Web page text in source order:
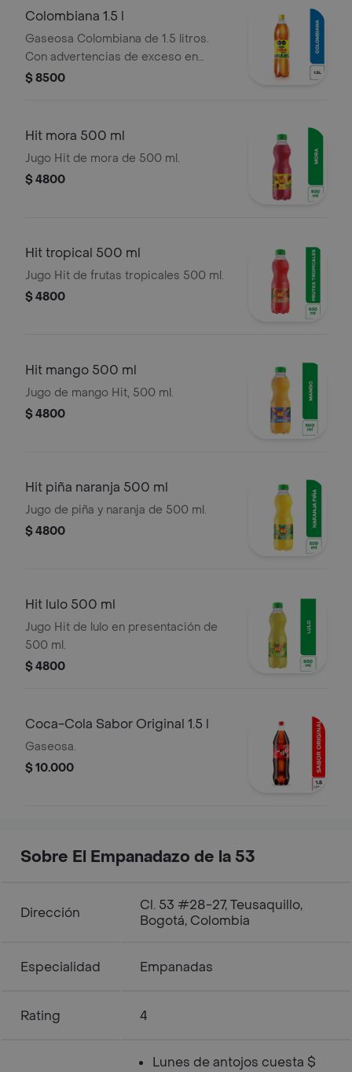
Colombiana 1.5 l
Gaseosa Colombiana de 1.5 litros.
Con advertencias de exceso en
azúcares y edulcorantes.
$ 8500
Hit mora 500 ml
Jugo Hit de mora de 500 ml.
$ 4800
Hit tropical 500 ml
Jugo Hit de frutas tropicales 500 ml.
$ 4800
Hit mango 500 ml
Jugo de mango Hit, 500 ml.
$ 4800
Hit piña naranja 500 ml
Jugo de piña y naranja de 500 ml.
$ 4800
Hit lulo 500 ml
Jugo Hit de lulo en presentación de
500 ml.
$ 4800
Coca-Cola Sabor Original 1.5 l
Gaseosa.
$ 10.000
Sobre El Empanadazo de la 53
Dirección
Cl. 53 #28-27, Teusaquillo,
Bogotá, Colombia
Especialidad Empanadas
Rating 4
Lunes de antojos cuesta $